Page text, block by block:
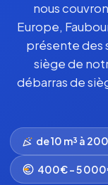
nous
Europe,
présente des
siège de
débarras de
de 10 m³ à
400€ – 5